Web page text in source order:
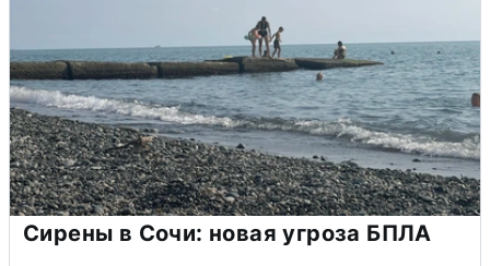
Сирены в Сочи: новая угроза БПЛА